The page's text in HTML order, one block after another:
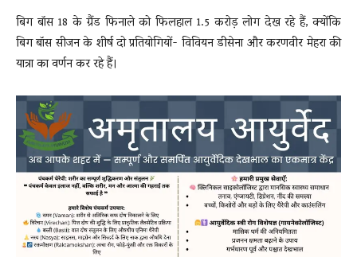
बिग बॉस 18 के ग्रैंड फिनाले को फिलहाल 1.5 करोड़ लोग देख रहे हैं, क्योंकि
बिग बॉस सीजन के शीर्ष दो प्रतियोगियों- विवियन डीसेना और करणवीर मेहरा की
यात्रा का वर्णन कर रहे हैं।